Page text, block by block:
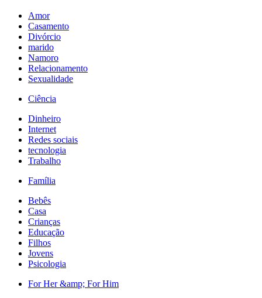
Amor
Casamento
Divórcio
marido
Namoro
Relacionamento
Sexualidade
Ciência
Dinheiro
Internet
Redes sociais
tecnologia
Trabalho
Família
Bebês
Casa
Crianças
Educação
Filhos
Jovens
Psicologia
For Her &amp; For Him